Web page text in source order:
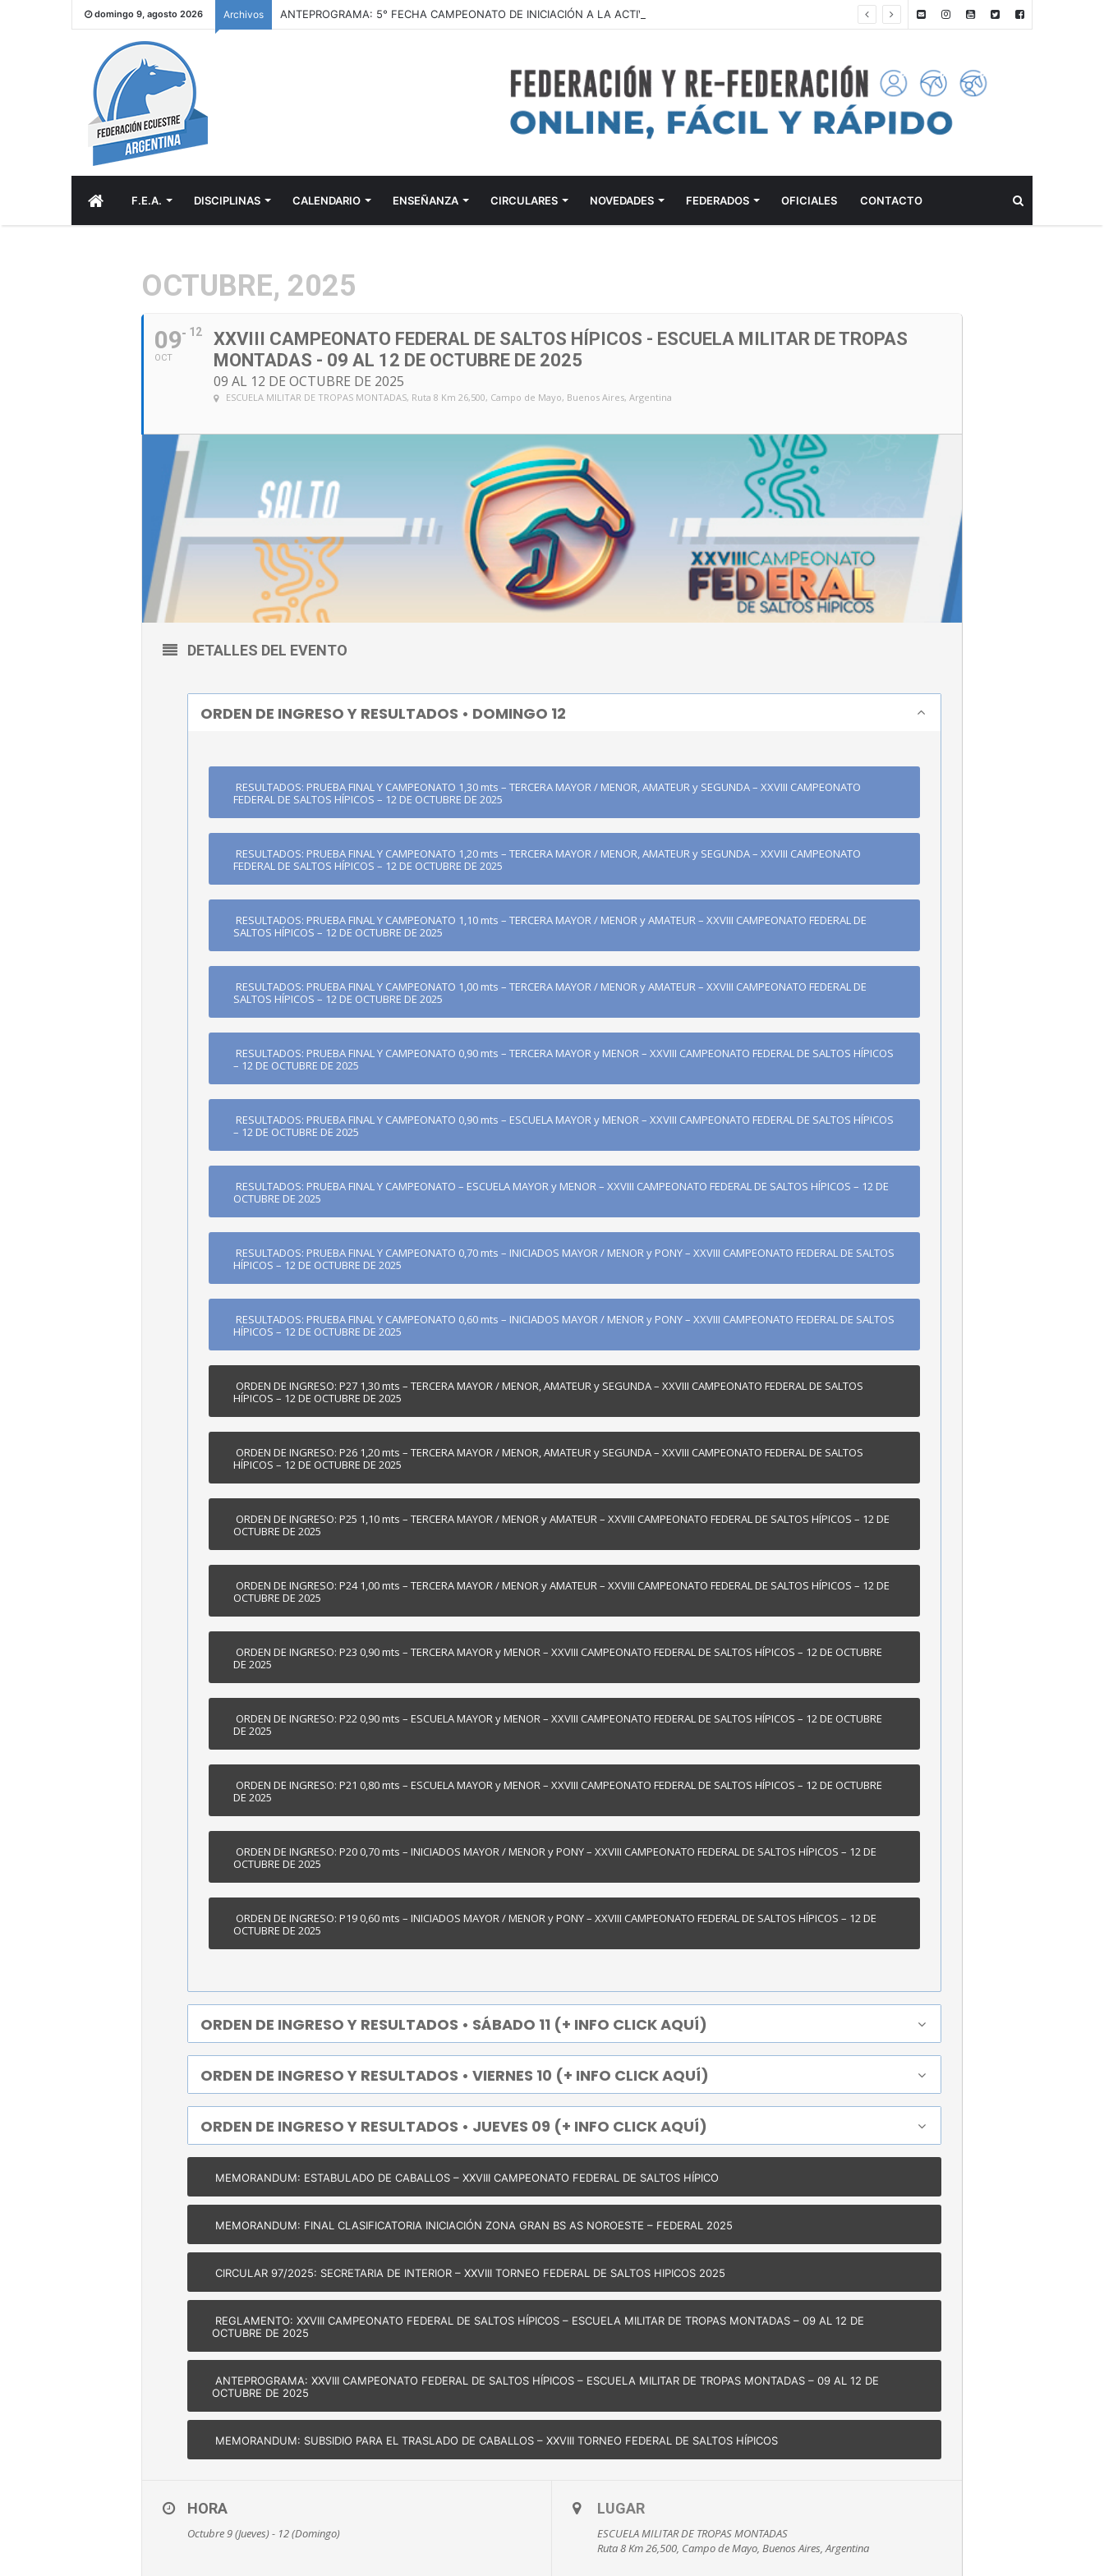
domingo 9, agosto 2026 Archivos
INICIOF.E.A. DISCIPLINAS CALENDARIO ENSEÑANZA CIRCULARES NOVEDADES FEDERADOS OFICIALES CONTACTO
OCTUBRE, 2025
09
OCT
12
XXVIII CAMPEONATO FEDERAL DE SALTOS HÍPICOS - ESCUELA MILITAR DE TROPAS
MONTADAS - 09 AL 12 DE OCTUBRE DE 2025
09 AL 12 DE OCTUBRE DE 2025
ESCUELA MILITAR DE TROPAS MONTADAS, Ruta 8 Km 26,500, Campo de Mayo, Buenos Aires, Argentina
DETALLES DEL EVENTO
ORDEN DE INGRESO Y RESULTADOS • DOMINGO 12
RESULTADOS: PRUEBA FINAL Y CAMPEONATO 1,30 mts – TERCERA MAYOR / MENOR, AMATEUR y SEGUNDA – XXVIII CAMPEONATO
FEDERAL DE SALTOS HÍPICOS – 12 DE OCTUBRE DE 2025
RESULTADOS: PRUEBA FINAL Y CAMPEONATO 1,20 mts – TERCERA MAYOR / MENOR, AMATEUR y SEGUNDA – XXVIII CAMPEONATO
FEDERAL DE SALTOS HÍPICOS – 12 DE OCTUBRE DE 2025
RESULTADOS: PRUEBA FINAL Y CAMPEONATO 1,10 mts – TERCERA MAYOR / MENOR y AMATEUR – XXVIII CAMPEONATO FEDERAL DE
SALTOS HÍPICOS – 12 DE OCTUBRE DE 2025
RESULTADOS: PRUEBA FINAL Y CAMPEONATO 1,00 mts – TERCERA MAYOR / MENOR y AMATEUR – XXVIII CAMPEONATO FEDERAL DE
SALTOS HÍPICOS – 12 DE OCTUBRE DE 2025
RESULTADOS: PRUEBA FINAL Y CAMPEONATO 0,90 mts – TERCERA MAYOR y MENOR – XXVIII CAMPEONATO FEDERAL DE SALTOS HÍPICOS
– 12 DE OCTUBRE DE 2025
RESULTADOS: PRUEBA FINAL Y CAMPEONATO 0,90 mts – ESCUELA MAYOR y MENOR – XXVIII CAMPEONATO FEDERAL DE SALTOS HÍPICOS
– 12 DE OCTUBRE DE 2025
RESULTADOS: PRUEBA FINAL Y CAMPEONATO – ESCUELA MAYOR y MENOR – XXVIII CAMPEONATO FEDERAL DE SALTOS HÍPICOS – 12 DE
OCTUBRE DE 2025
RESULTADOS: PRUEBA FINAL Y CAMPEONATO 0,70 mts – INICIADOS MAYOR / MENOR y PONY – XXVIII CAMPEONATO FEDERAL DE SALTOS
HÍPICOS – 12 DE OCTUBRE DE 2025
RESULTADOS: PRUEBA FINAL Y CAMPEONATO 0,60 mts – INICIADOS MAYOR / MENOR y PONY – XXVIII CAMPEONATO FEDERAL DE SALTOS
HÍPICOS – 12 DE OCTUBRE DE 2025
ORDEN DE INGRESO: P27 1,30 mts – TERCERA MAYOR / MENOR, AMATEUR y SEGUNDA – XXVIII CAMPEONATO FEDERAL DE SALTOS
HÍPICOS – 12 DE OCTUBRE DE 2025
ORDEN DE INGRESO: P26 1,20 mts – TERCERA MAYOR / MENOR, AMATEUR y SEGUNDA – XXVIII CAMPEONATO FEDERAL DE SALTOS
HÍPICOS – 12 DE OCTUBRE DE 2025
ORDEN DE INGRESO: P25 1,10 mts – TERCERA MAYOR / MENOR y AMATEUR – XXVIII CAMPEONATO FEDERAL DE SALTOS HÍPICOS – 12 DE
OCTUBRE DE 2025
ORDEN DE INGRESO: P24 1,00 mts – TERCERA MAYOR / MENOR y AMATEUR – XXVIII CAMPEONATO FEDERAL DE SALTOS HÍPICOS – 12 DE
OCTUBRE DE 2025
ORDEN DE INGRESO: P23 0,90 mts – TERCERA MAYOR y MENOR – XXVIII CAMPEONATO FEDERAL DE SALTOS HÍPICOS – 12 DE OCTUBRE
DE 2025
ORDEN DE INGRESO: P22 0,90 mts – ESCUELA MAYOR y MENOR – XXVIII CAMPEONATO FEDERAL DE SALTOS HÍPICOS – 12 DE OCTUBRE
DE 2025
ORDEN DE INGRESO: P21 0,80 mts – ESCUELA MAYOR y MENOR – XXVIII CAMPEONATO FEDERAL DE SALTOS HÍPICOS – 12 DE OCTUBRE
DE 2025
ORDEN DE INGRESO: P20 0,70 mts – INICIADOS MAYOR / MENOR y PONY – XXVIII CAMPEONATO FEDERAL DE SALTOS HÍPICOS – 12 DE
OCTUBRE DE 2025
ORDEN DE INGRESO: P19 0,60 mts – INICIADOS MAYOR / MENOR y PONY – XXVIII CAMPEONATO FEDERAL DE SALTOS HÍPICOS – 12 DE
OCTUBRE DE 2025
ORDEN DE INGRESO Y RESULTADOS • SÁBADO 11 (+ INFO CLICK AQUÍ)
ORDEN DE INGRESO Y RESULTADOS • VIERNES 10 (+ INFO CLICK AQUÍ)
ORDEN DE INGRESO Y RESULTADOS • JUEVES 09 (+ INFO CLICK AQUÍ)
MEMORANDUM: ESTABULADO DE CABALLOS – XXVIII CAMPEONATO FEDERAL DE SALTOS HÍPICO
MEMORANDUM: FINAL CLASIFICATORIA INICIACIÓN ZONA GRAN BS AS NOROESTE – FEDERAL 2025
CIRCULAR 97/2025: SECRETARIA DE INTERIOR – XXVIII TORNEO FEDERAL DE SALTOS HIPICOS 2025
REGLAMENTO: XXVIII CAMPEONATO FEDERAL DE SALTOS HÍPICOS – ESCUELA MILITAR DE TROPAS MONTADAS – 09 AL 12 DE
OCTUBRE DE 2025
ANTEPROGRAMA: XXVIII CAMPEONATO FEDERAL DE SALTOS HÍPICOS – ESCUELA MILITAR DE TROPAS MONTADAS – 09 AL 12 DE
OCTUBRE DE 2025
MEMORANDUM: SUBSIDIO PARA EL TRASLADO DE CABALLOS – XXVIII TORNEO FEDERAL DE SALTOS HÍPICOS
HORA
Octubre 9 (Jueves) - 12 (Domingo)
LUGAR
ESCUELA MILITAR DE TROPAS MONTADAS
Ruta 8 Km 26,500, Campo de Mayo, Buenos Aires, Argentina